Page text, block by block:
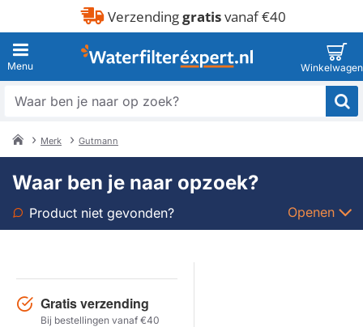
Verzendinggratisvanaf €40
Waar
zoek?
Merk Gutmann
Waar ben je naar opzoek?
Product niet gevonden? Openen
Gratis verzending
Bij bestellingen vanaf €40